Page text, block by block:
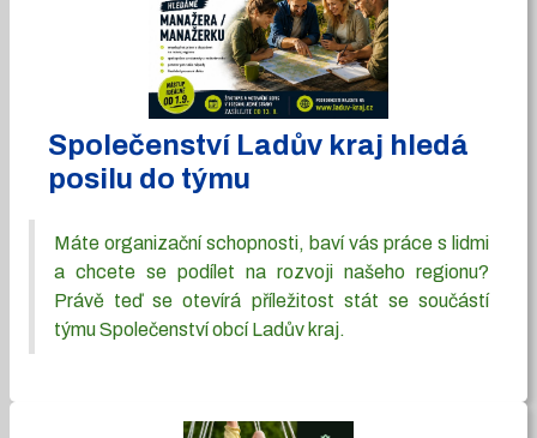
Společenství Ladův kraj hledá
posilu do týmu
Máte organizační schopnosti, baví vás práce s lidmi
a chcete se podílet na rozvoji našeho regionu?
Právě teď se otevírá příležitost stát se součástí
týmu Společenství obcí Ladův kraj.